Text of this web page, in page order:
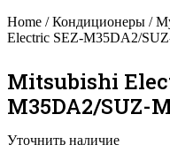
Home /Кондиционеры /
Electric SEZ-M35DA2/
Mitsubishi
M35DA2/SUZ-
Уточнить наличие